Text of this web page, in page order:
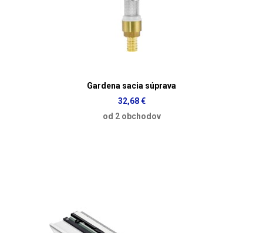
Gardena sacia súprava
32,68 €
od 2 obchodov